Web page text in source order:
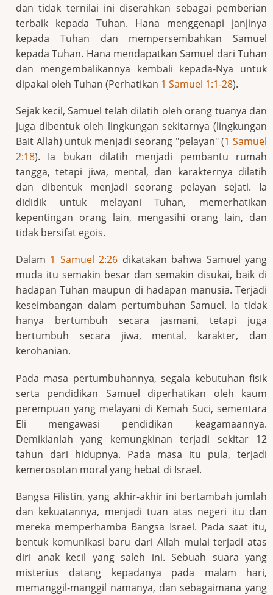
dan tidak ternilai ini diserahkan sebagai pemberian
terbaik kepada Tuhan. Hana menggenapi janjinya
kepada Tuhan dan mempersembahkan Samuel
kepada Tuhan. Hana mendapatkan Samuel dari Tuhan
dan mengembalikannya kembali kepada-Nya untuk
dipakai oleh Tuhan (Perhatikan 1 Samuel 1:1-28).
Sejak kecil, Samuel telah dilatih oleh orang tuanya dan
juga dibentuk oleh lingkungan sekitarnya (lingkungan
Bait Allah) untuk menjadi seorang "pelayan" (1 Samuel
2:18). Ia bukan dilatih menjadi pembantu rumah
tangga, tetapi jiwa, mental, dan karakternya dilatih
dan dibentuk menjadi seorang pelayan sejati. Ia
dididik untuk melayani Tuhan, memerhatikan
kepentingan orang lain, mengasihi orang lain, dan
tidak bersifat egois.
Dalam 1 Samuel 2:26 dikatakan bahwa Samuel yang
muda itu semakin besar dan semakin disukai, baik di
hadapan Tuhan maupun di hadapan manusia. Terjadi
keseimbangan dalam pertumbuhan Samuel. Ia tidak
hanya bertumbuh secara jasmani, tetapi juga
bertumbuh secara jiwa, mental, karakter, dan
kerohanian.
Pada masa pertumbuhannya, segala kebutuhan fisik
serta pendidikan Samuel diperhatikan oleh kaum
perempuan yang melayani di Kemah Suci, sementara
Eli mengawasi pendidikan keagamaannya.
Demikianlah yang kemungkinan terjadi sekitar 12
tahun dari hidupnya. Pada masa itu pula, terjadi
kemerosotan moral yang hebat di Israel.
Bangsa Filistin, yang akhir-akhir ini bertambah jumlah
dan kekuatannya, menjadi tuan atas negeri itu dan
mereka memperhamba Bangsa Israel. Pada saat itu,
bentuk komunikasi baru dari Allah mulai terjadi atas
diri anak kecil yang saleh ini. Sebuah suara yang
misterius datang kepadanya pada malam hari,
memanggil-manggil namanya, dan sebagaimana yang